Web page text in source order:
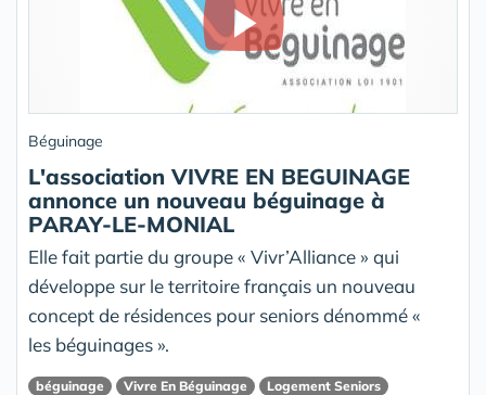
Béguinage
L'association VIVRE EN BEGUINAGE
annonce un nouveau béguinage à
PARAY-LE-MONIAL
Elle fait partie du groupe « Vivr’Alliance » qui
développe sur le territoire français un nouveau
concept de résidences pour seniors dénommé «
les béguinages ».
béguinage Vivre En Béguinage Logement Seniors